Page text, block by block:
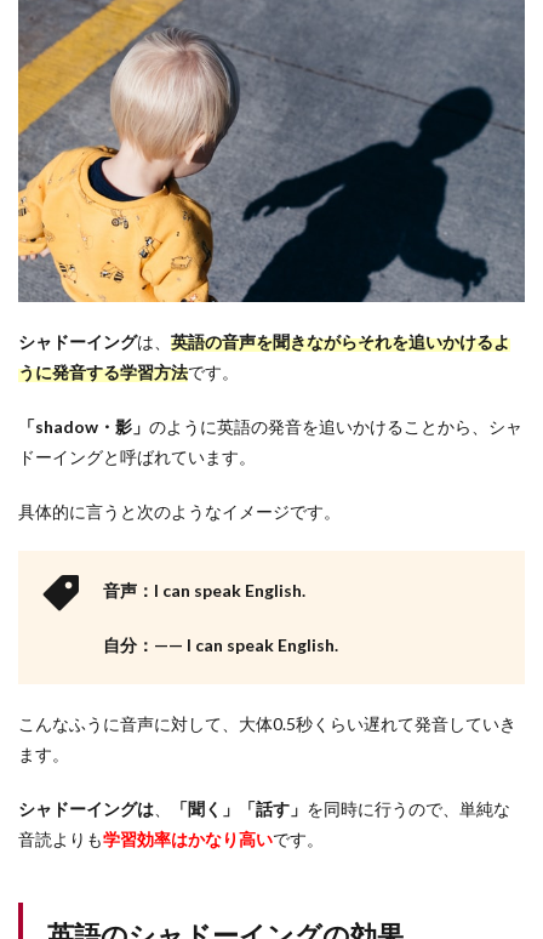
のシ
ャド
ング
の効
果
2.1
正し
い発
音が
身に
付く
単語
単位
き取
れる
よう
る
読解
スピ
【口
が回
るよ
な
る】
グの
シャドーイングは、 英語の音声を聞きながらそれを追いかけるよ
うに発音する学習方法です。
「shadow・影」 のように英語の発音を追いかけることから、シャ
ドーイングと呼ばれています。
具体的に言うと次のようなイメージです。
音声：I can speak English.
自分：—— I can speak English.
こんなふうに音声に対して、大体0.5秒くらい遅れて発音していき
ます。
シャドーイングは 「聞く」「話す」 を同時に行うので、単純な
音読よりも学習効率はかなり高いです。